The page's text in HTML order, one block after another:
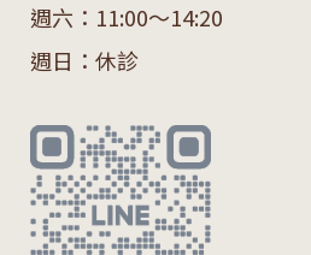
週六：11:00～14:20
週日：休診